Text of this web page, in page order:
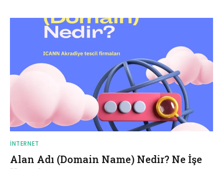
İNTERNET
Alan Adı (Domain Name) Nedir? Ne İşe